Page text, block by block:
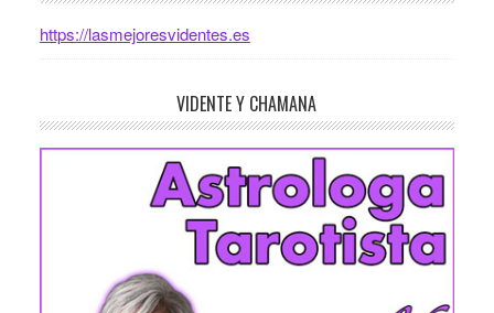
https://lasmejoresvidentes.es
VIDENTE Y CHAMANA